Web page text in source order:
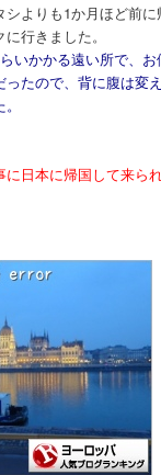
よりも1か月ほど前
行きました。
いかかる遠い所で、
ったので、背に腹は変
に日本に帰国して来ら